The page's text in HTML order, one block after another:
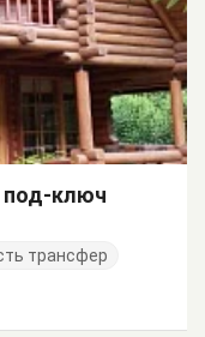
под-ключ
трансфер